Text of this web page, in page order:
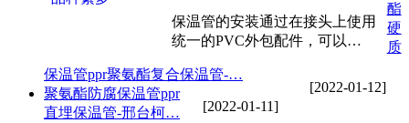
保温管的安装通过在接头上使用
统一的PVC外包配件，可以…
[2022-01-12]
酯
硬
质
保温管ppr聚氨酯复合保温管-…
[2022-01-11]
聚氨酯防腐保温管ppr
直埋保温管-邢台柯…